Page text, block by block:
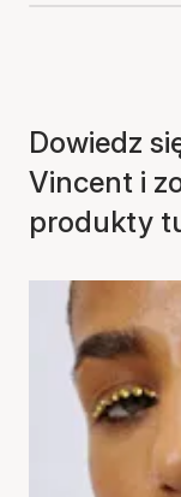
Dowiedz
Vincent i
produkty